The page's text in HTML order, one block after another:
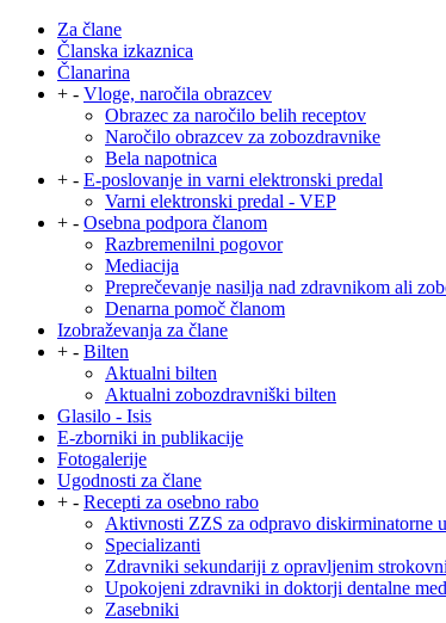
Za člane
Članska izkaznica
Članarina
+ - Vloge, naročila obrazcev
Obrazec za naročilo belih receptov
Naročilo obrazcev za zobozdravnike
Bela napotnica
+ - E-poslovanje in varni elektronski predal
Varni elektronski predal - VEP
+ - Osebna podpora članom
Razbremenilni pogovor
Mediacija
Preprečevanje nasilja nad zdravnikom ali
Denarna pomoč članom
Izobraževanja za člane
+ - Bilten
Aktualni bilten
Aktualni zobozdravniški bilten
Glasilo - Isis
E-zborniki in publikacije
Fotogalerije
Ugodnosti za člane
+ - Recepti za osebno rabo
Aktivnosti ZZS za odpravo diskirminatorne
Specializanti
Zdravniki sekundariji z opravljenim
Upokojeni zdravniki in doktorji dentalne
Zasebniki